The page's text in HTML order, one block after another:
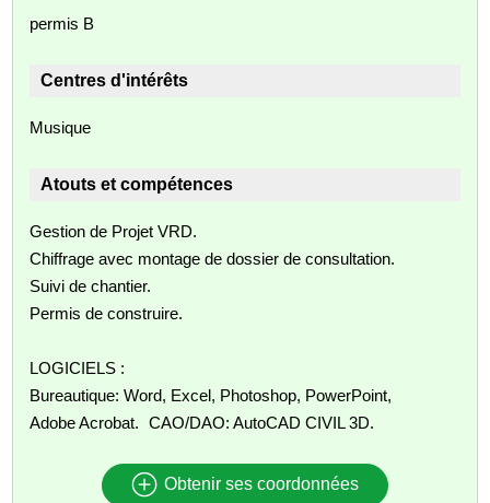
permis B
Centres d'intérêts
Musique
Atouts et compétences
Gestion de Projet VRD.
Chiffrage avec montage de dossier de consultation.
Suivi de chantier.
Permis de construire.
LOGICIELS :
Bureautique: Word, Excel, Photoshop, PowerPoint,
Adobe Acrobat. CAO/DAO: AutoCAD CIVIL 3D.
Obtenir ses coordonnées